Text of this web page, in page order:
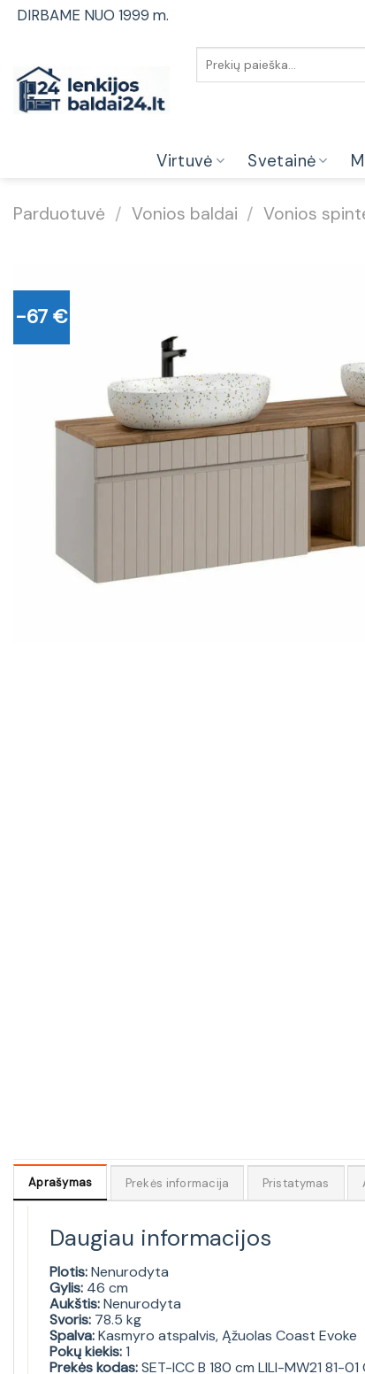
SkipDIRBAME NUO 1999 m.
Virtuvė Svetainė
Parduotuvė / Vonios baldai / Vonios
-67 €
Aprašymas Prekės informacija Pristatymas
Daugiau informacijos
Plotis:Nenurodyta
Gylis: 46 cm
Aukštis:Nenurodyta
Svoris: 78.5 kg
Spalva:Kasmyro atspalvis, Ąžuolas Coast Evoke
Pokų kiekis:1
Prekės kodas:SET-ICC B 180 cm LILI-MW21 81-01